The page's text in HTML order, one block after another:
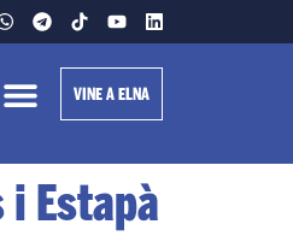
VINE A ELNA
i Estapà